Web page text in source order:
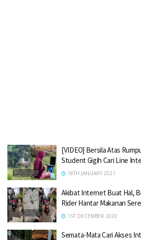
[VIDEO] Bersila Atas
Student Gigih Cari Line
18TH JANUARY 2021
Akibat Internet Buat Hal,
Rider Hantar Makanan
1ST DECEMBER 2020
Semata-Mata Cari Akses